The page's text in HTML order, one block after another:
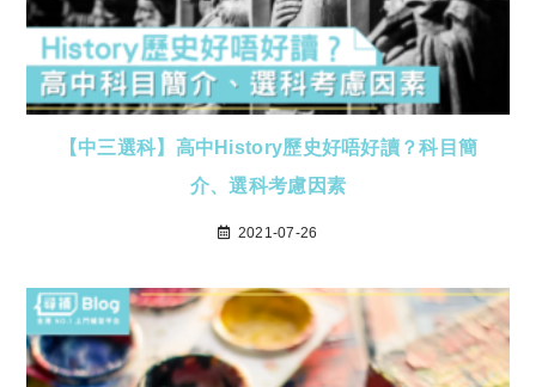
【中三選科】高中History歷史好唔好讀？科目簡
介、選科考慮因素
2021-07-26